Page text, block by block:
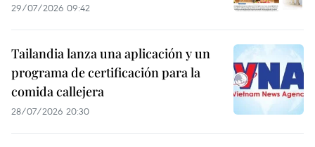
29/07/2026 09:42
Tailandia lanza una aplicación y un
programa de certificación para la
comida callejera
28/07/2026 20:30